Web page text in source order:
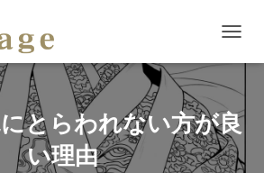
ビ
ー
シ
ョ
ン
を
とらわれない方が良
い理由